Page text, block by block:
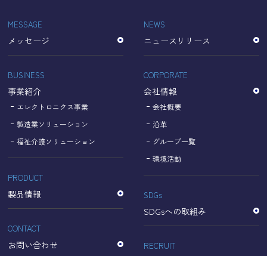
収集されたデータはGoogleのプライバシーポリシーにおい
て管理されます。
なお、当サイトのご利用をもって、上述の方法・目的にお
いてGoogle及び当サイトが行うデータ処理に関し、お客様
【Googleのプライバシーポリシー】
https://policies.google.com/privacy?hl=ja
https://policies.google.com/technologies/partner-sites?
hl=ja
個人情報に関するお問い合わせ窓口
名古屋理研電具株式会社
TEL：052-833-1248
MESSAGE
メッセージ
BUSINESS
事業紹介
エレクトロニクス事業
製造業ソリューション
福祉介護ソリューション
PRODUCT
製品情報
CONTACT
お問い合わせ
NEWS
ニュースリリース
CORPORATE
会社情報
会社概要
沿革
グループ一覧
環境活動
SDGs
SDGsへの取組み
RECRUIT